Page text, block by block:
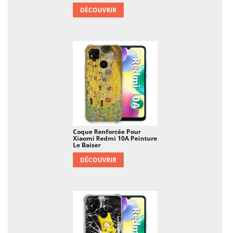
DÉCOUVRIR
Coque Renforcée Pour
Xiaomi Redmi 10A Peinture
Le Baiser
DÉCOUVRIR